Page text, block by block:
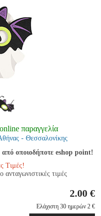
παραγγελία
- Θεσσαλονίκης
οποιοδήποτε eshop point!
Τιμές!
τιμές
2.00 €
Ελάχιστη 30 ημερών 2 €